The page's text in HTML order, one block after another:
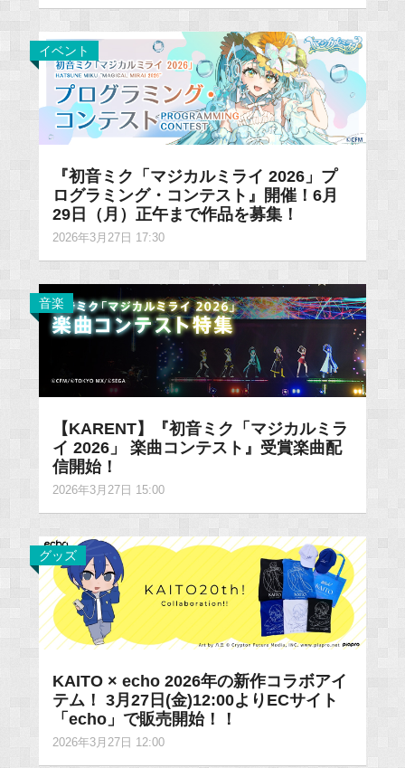
イベント
『初音ミク「マジカルミライ 2026」プ
ログラミング・コンテスト』開催！6月
29日（月）正午まで作品を募集！
2026年3月27日 17:30
音楽
【KARENT】『初音ミク「マジカルミラ
イ 2026」 楽曲コンテスト』受賞楽曲配
信開始！
2026年3月27日 15:00
グッズ
KAITO × echo 2026年の新作コラボアイ
テム！ 3月27日(金)12:00よりECサイト
「echo」で販売開始！！
2026年3月27日 12:00